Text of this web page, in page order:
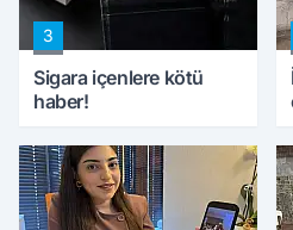
3
Sigara içenlere kötü
haber!